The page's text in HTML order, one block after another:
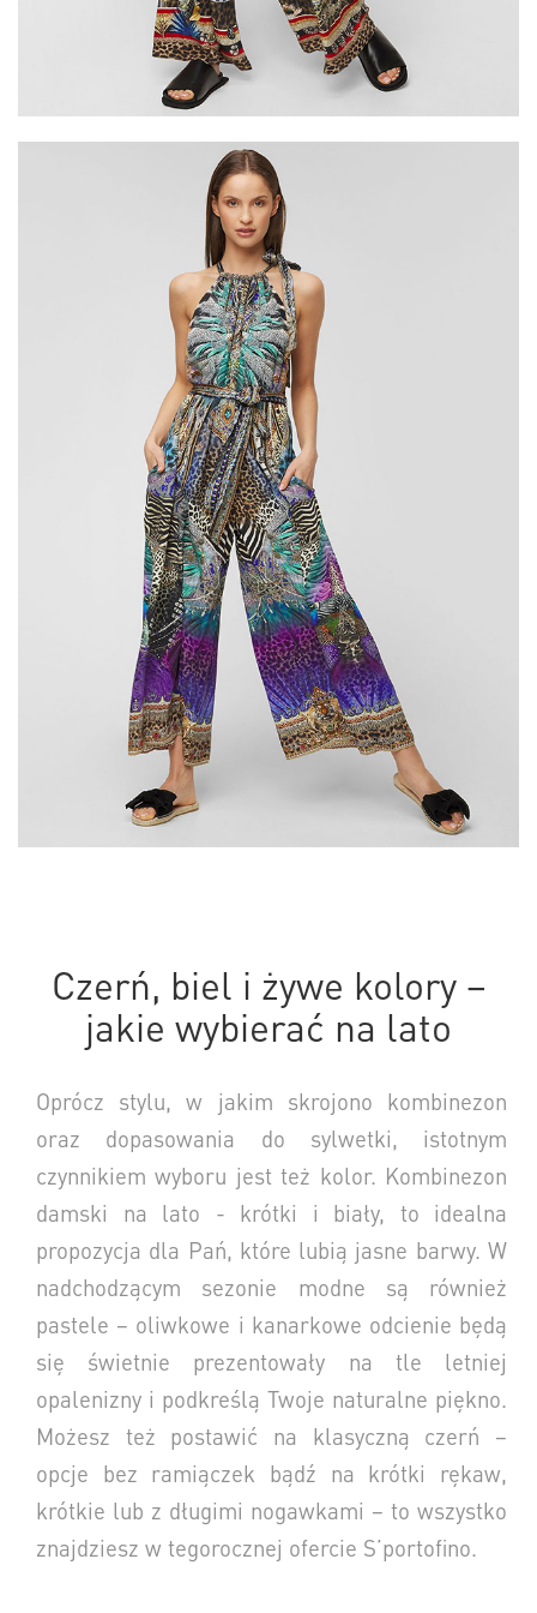
Czerń, biel i żywe kolory –
jakie wybierać na lato
Oprócz stylu, w jakim skrojono kombinezon
oraz dopasowania do sylwetki, istotnym
czynnikiem wyboru jest też kolor. Kombinezon
damski na lato - krótki i biały, to idealna
propozycja dla Pań, które lubią jasne barwy. W
nadchodzącym sezonie modne są również
pastele – oliwkowe i kanarkowe odcienie będą
się świetnie prezentowały na tle letniej
opalenizny i podkreślą Twoje naturalne piękno.
Możesz też postawić na klasyczną czerń –
opcje bez ramiączek bądź na krótki rękaw,
krótkie lub z długimi nogawkami – to wszystko
znajdziesz w tegorocznej ofercie S’portofino.